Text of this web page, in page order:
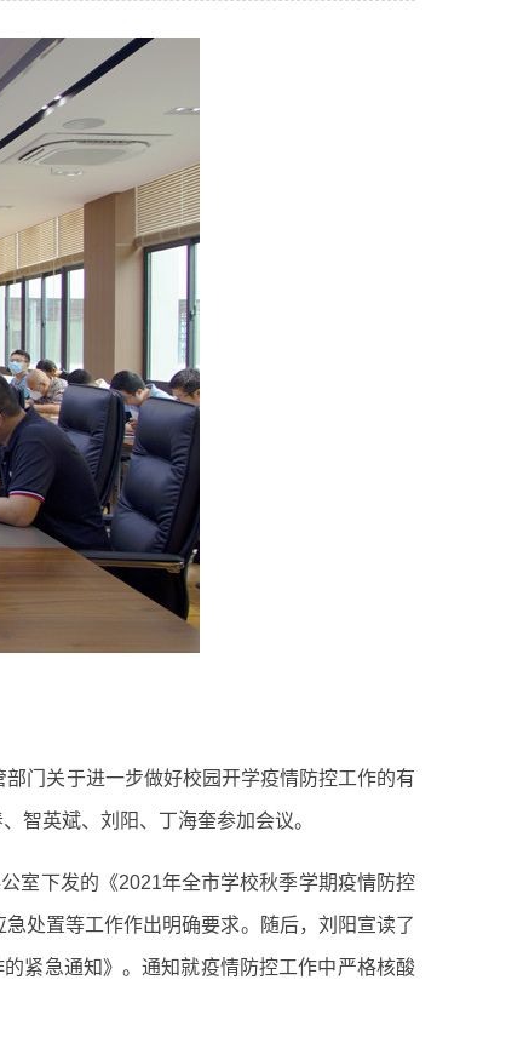
门关于进一步做好校园开学疫情防控工作的有
智英斌、刘阳、丁海奎参加会议。
下发的《2021年全市学校秋季学期疫情防控
处置等工作作出明确要求。随后，刘阳宣读了
紧急通知》。通知就疫情防控工作中严格核酸